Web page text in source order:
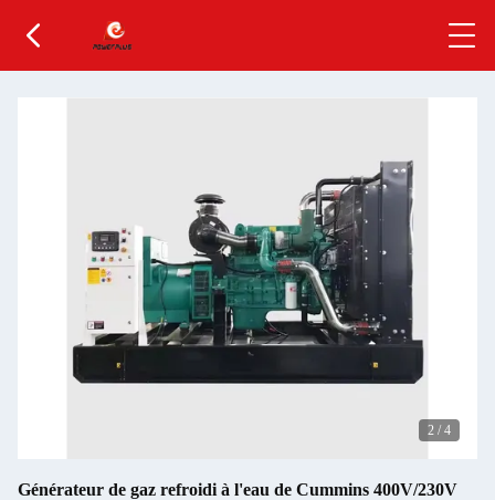
2 / 4
Générateur de gaz refroidi à l'eau de Cummins 400V/230V